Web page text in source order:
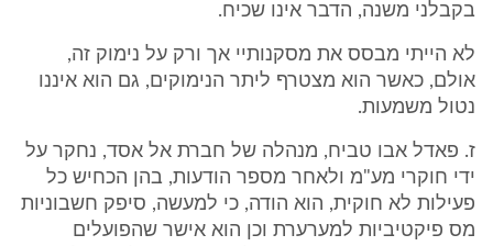
בקבלני משנה, הדבר אינו שכיח.
לא הייתי מבסס את מסקנותיי אך ורק על נימוק זה,
אולם, כאשר הוא מצטרף ליתר הנימוקים, גם הוא איננו
נטול משמעות.
ז. פאדל אבו טביח, מנהלה של חברת אל אסד, נחקר על
ידי חוקרי מע"מ ולאחר מספר הודעות, בהן הכחיש כל
פעילות לא חוקית, הוא הודה, כי למעשה, סיפק חשבוניות
מס פיקטיביות למערערת וכן הוא אישר שהפועלים